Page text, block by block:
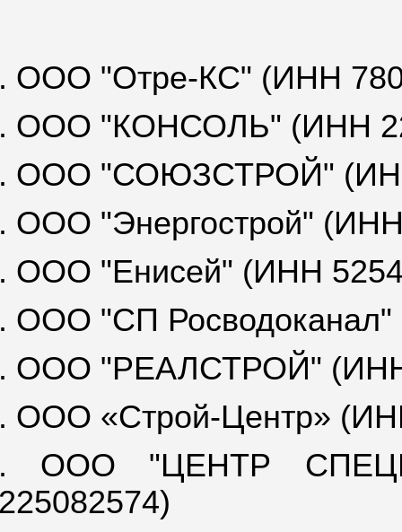
ООО "Отре-КС" (ИНН
ООО "КОНСОЛЬ" (ИНН
ООО "СОЮЗСТРОЙ"
ООО "Энергострой"
ООО "Енисей" (ИНН
ООО "СП
ООО "РЕАЛСТРОЙ" (ИНН
ООО «Строй-Центр»
ООО "ЦЕНТР